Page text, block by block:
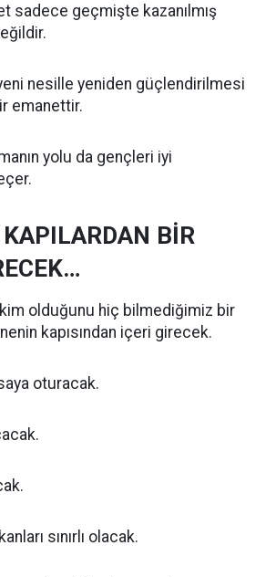
sadece geçmişte kazanılmış
nesille yeniden güçlendirilmesi
emanettir.
yolu da gençleri iyi
BİR
olduğunu hiç bilmediğimiz bir
kapısından içeri girecek.
oturacak.
sınırlı olacak.